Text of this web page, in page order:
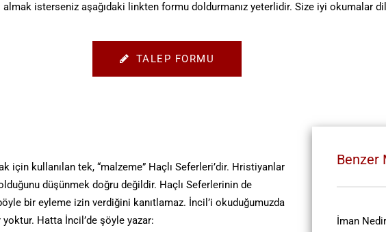
isterseniz aşağıdaki linktenformu doldurmanız yeterlidir. Size iyi okumalar
TALEP FORMU
için kullanılan tek, “malzeme” Haçlı Seferleri’dir. Hristiyanlar
düşünmek doğru değildir. Haçlı Seferlerinin de
bir eyleme izin verdiğini kanıtlamaz. İncil’i okuduğumuzda
Hatta İncil’de şöyle yazar:
Benzer
İman